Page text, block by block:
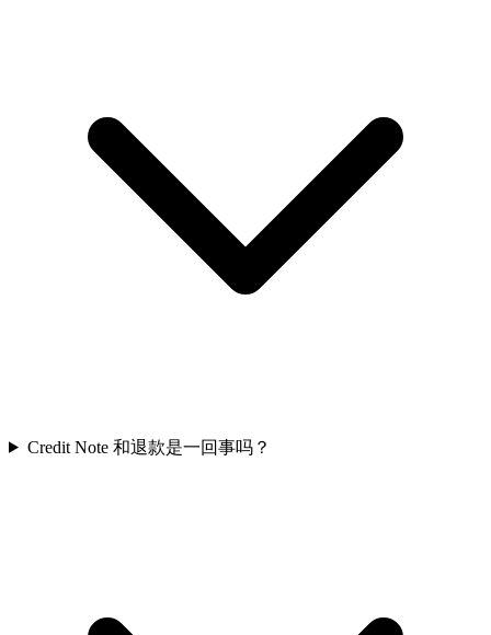
Credit Note 和退款是一回事吗？